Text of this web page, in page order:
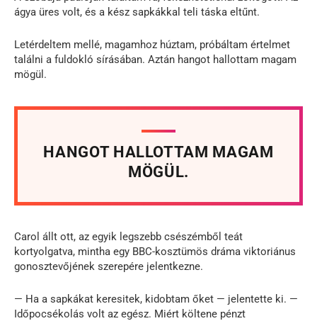
ágya üres volt, és a kész sapkákkal teli táska eltűnt.
Letérdeltem mellé, magamhoz húztam, próbáltam értelmet
találni a fuldokló sírásában. Aztán hangot hallottam magam
mögül.
HANGOT HALLOTTAM MAGAM
MÖGÜL.
Carol állt ott, az egyik legszebb csészémből teát
kortyolgatva, mintha egy BBC-kosztümös dráma viktoriánus
gonosztevőjének szerepére jelentkezne.
— Ha a sapkákat keresitek, kidobtam őket — jelentette ki. —
Időpocsékolás volt az egész. Miért költene pénzt